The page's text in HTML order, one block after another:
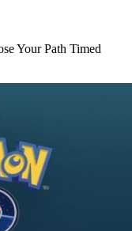
Your Path Timed